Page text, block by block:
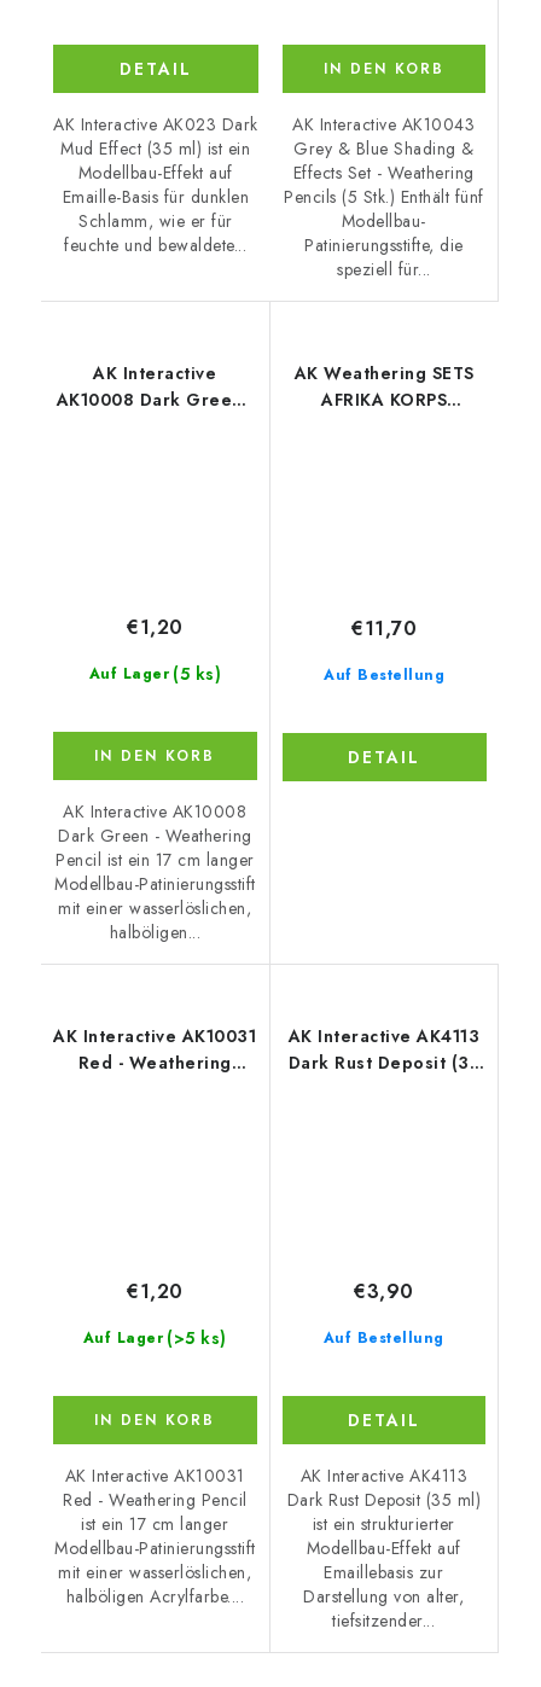
DETAIL
AK Interactive AK023 Dark
Mud Effect (35 ml) ist ein
Modellbau-Effekt auf
Emaille-Basis für dunklen
Schlamm, wie er für
feuchte und bewaldete...
IN DEN KORB
AK Interactive AK10043
Grey & Blue Shading &
Effects Set - Weathering
Pencils (5 Stk.) Enthält fünf
Modellbau-
Patinierungsstifte, die
speziell für...
AK Interactive
AK10008 Dark Green -
Auf Lager (5 ks)
€1,20
IN DEN KORB
AK Interactive AK10008
Dark Green - Weathering
Pencil ist ein 17 cm langer
Modellbau-Patinierungsstift
mit einer wasserlöslichen,
halböligen...
AK Weathering SETS
AFRIKA KORPS
Auf Bestellung
€11,70
DETAIL
AK Interactive AK10031
Red - Weathering
Auf Lager (>5 ks)
€1,20
IN DEN KORB
AK Interactive AK10031
Red - Weathering Pencil
ist ein 17 cm langer
Modellbau-Patinierungsstift
mit einer wasserlöslichen,
halböligen Acrylfarbe....
AK Interactive AK4113
Dark Rust Deposit (35
Auf Bestellung
€3,90
DETAIL
AK Interactive AK4113
Dark Rust Deposit (35 ml)
ist ein strukturierter
Modellbau-Effekt auf
Emaillebasis zur
Darstellung von alter,
tiefsitzender...